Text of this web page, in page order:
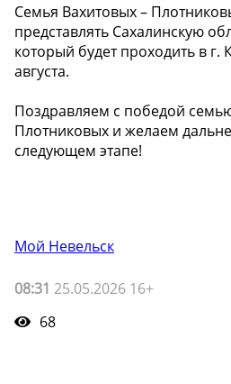
Семья Вахитовых –
представлять Сахалинскую
который будет проходить в г.
августа.
Поздравляем с победой
Плотниковых и желаем
следующем этапе!
Мой Невельск
08:31 25.05.2026 16+
68